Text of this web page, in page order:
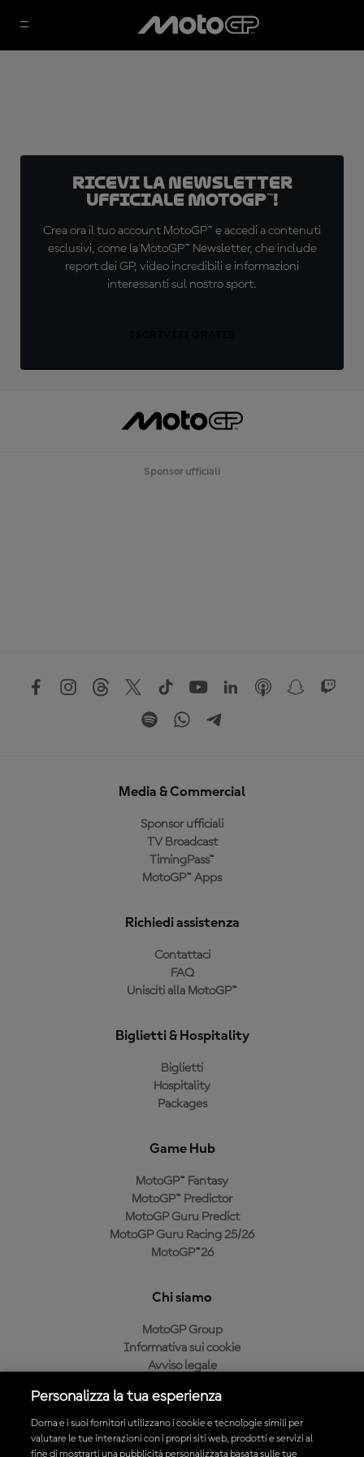
Ricevi la newsletter
ufficiale MotoGP™!
Crea ora il tuo account MotoGP™ e accedi a contenuti
esclusivi, come la MotoGP™ Newsletter, che include
report dei GP, video incredibili e informazioni
interessanti sul nostro sport.
Sponsor ufficiali
Media & Commercial
Sponsor ufficiali
TV Broadcast
TimingPass™
MotoGP™ Apps
Richiedi assistenza
Contattaci
FAQ
Unisciti alla MotoGP™
Biglietti & Hospitality
Biglietti
Hospitality
Packages
Game Hub
MotoGP™ Fantasy
MotoGP™ Predictor
MotoGP Guru Predict
MotoGP Guru Racing 25/26
MotoGP™26
Chi siamo
MotoGP Group
Informativa sui cookie
Avviso legale
Condizioni di acquisto
Personalizza la tua esperienza
Dorna e i suoi fornitori utilizzano i cookie e tecnologie simili per
valutare le tue interazioni con i propri siti web, prodotti e servizi al
fine di mostrarti una pubblicità personalizzata basata sulle tue